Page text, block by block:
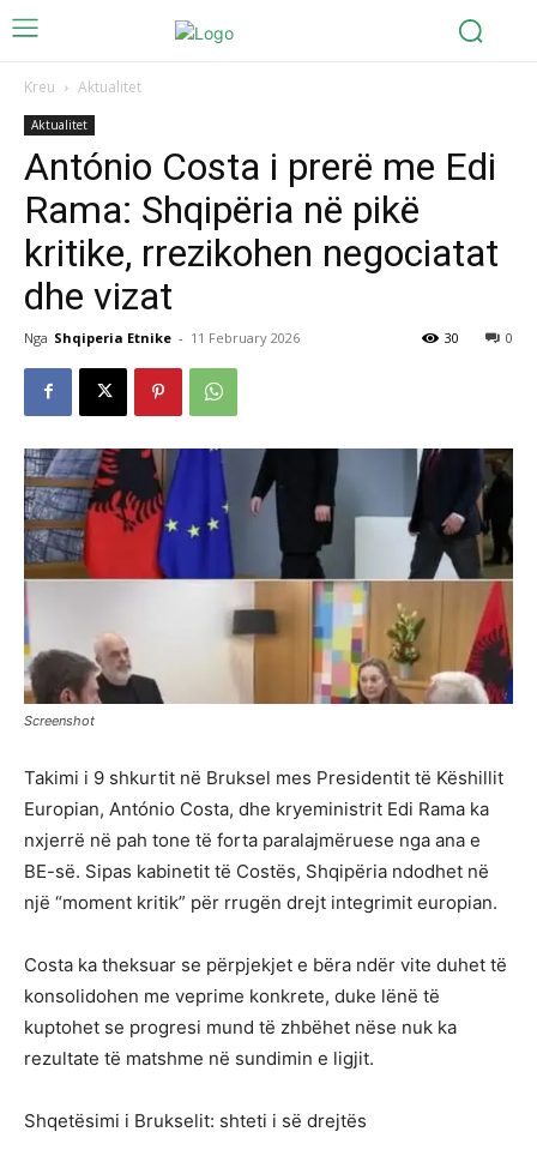
Kreu Aktualitet
Aktualitet
António Costa i prerë me Edi
Rama: Shqipëria në pikë
kritike, rrezikohen negociatat
dhe vizat
Nga Shqiperia Etnike - 11 February 2026 0
30
Screenshot
Takimi i 9 shkurtit në Bruksel mes Presidentit të Këshillit
Europian, António Costa, dhe kryeministrit Edi Rama ka
nxjerrë në pah tone të forta paralajmëruese nga ana e
BE-së. Sipas kabinetit të Costës, Shqipëria ndodhet në
një “moment kritik” për rrugën drejt integrimit europian.
Costa ka theksuar se përpjekjet e bëra ndër vite duhet të
konsolidohen me veprime konkrete, duke lënë të
kuptohet se progresi mund të zhbëhet nëse nuk ka
rezultate të matshme në sundimin e ligjit.
Shqetësimi i Brukselit: shteti i së drejtës